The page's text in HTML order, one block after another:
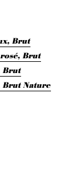
Brut
Brut
Brut
Brut Nature